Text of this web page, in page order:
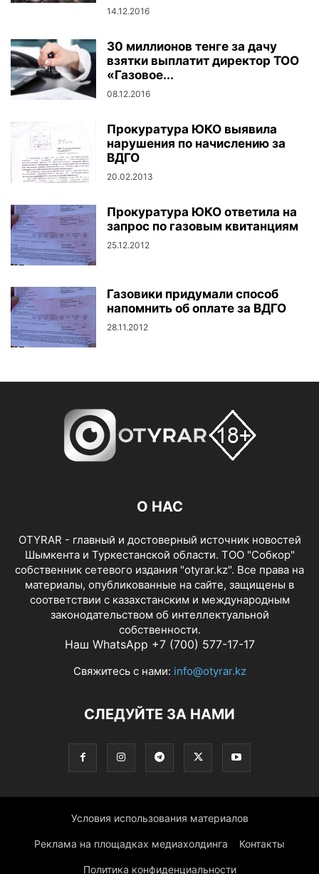
14.12.2016
30 миллионов тенге за дачу
взятки выплатит директор ТОО
«Газовое...
08.12.2016
Прокуратура ЮКО выявила
нарушения по начислению за
ВДГО
20.02.2013
Прокуратура ЮКО ответила на
запрос по газовым квитанциям
25.12.2012
Газовики придумали способ
напомнить об оплате за ВДГО
28.11.2012
О НАС
OTYRAR - главный и достоверный источник новостей
Шымкента и Туркестанской области. ТОО "Собкор"
собственник сетевого издания "otyrar.kz". Все права на
материалы, опубликованные на сайте, защищены в
соответствии с казахстанским и международным
законодательством об интеллектуальной
собственности.
Наш WhatsApp +7 (700) 577-17-17
Свяжитесь с нами: info@otyrar.kz
СЛЕДУЙТЕ ЗА НАМИ
Условия использования материалов
Реклама на площадках медиахолдинга Контакты
Политика конфиденциальности